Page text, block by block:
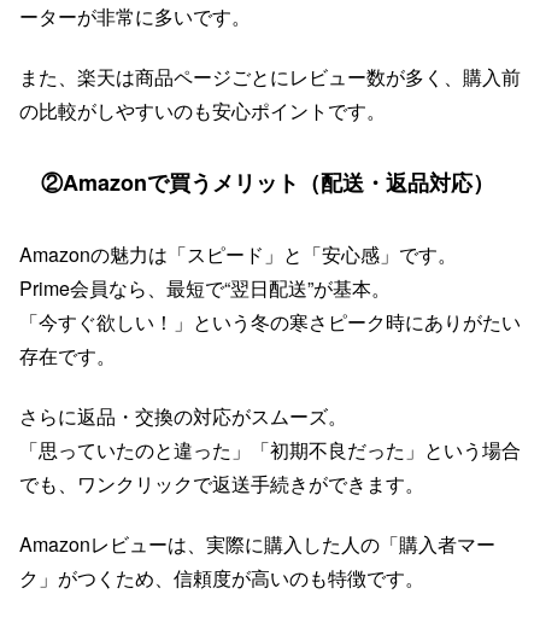
ーターが非常に多いです。
また、楽天は商品ページごとにレビュー数が多く、購入前
の比較がしやすいのも安心ポイントです。
②Amazonで買うメリット（配送・返品対応）
Amazonの魅力は「スピード」と「安心感」です。
Prime会員なら、最短で“翌日配送”が基本。
「今すぐ欲しい！」という冬の寒さピーク時にありがたい
存在です。
さらに返品・交換の対応がスムーズ。
「思っていたのと違った」「初期不良だった」という場合
でも、ワンクリックで返送手続きができます。
Amazonレビューは、実際に購入した人の「購入者マー
ク」がつくため、信頼度が高いのも特徴です。